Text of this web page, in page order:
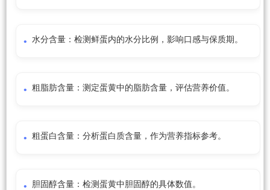
水分含量：检测鲜蛋内的水分比例，影响口感与保质期。
粗脂肪含量：测定蛋黄中的脂肪含量，评估营养价值。
粗蛋白含量：分析蛋白质含量，作为营养指标参考。
胆固醇含量：检测蛋黄中胆固醇的具体数值。